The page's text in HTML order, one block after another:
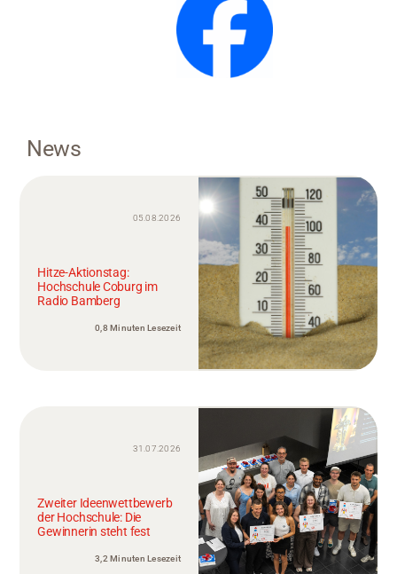
News
05.08.2026
Hitze-Aktionstag:
Hochschule Coburg im
Radio Bamberg
0,8 Minuten Lesezeit
31.07.2026
Zweiter Ideenwettbewerb
der Hochschule: Die
Gewinnerin steht fest
3,2 Minuten Lesezeit